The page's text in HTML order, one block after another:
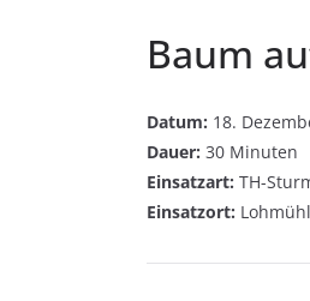
Baum
Datum: 18.
Dauer: 30 Minuten
Einsatzart: TH-
Einsatzort: